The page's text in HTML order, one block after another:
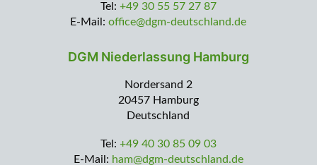
Tel: +49 30 55 57 27 87
E-Mail:office@dgm-deutschland.de
DGM Niederlassung Hamburg
Nordersand 2
20457 Hamburg
Deutschland
Tel: +49 40 30 85 09 03
E-Mail: ham@dgm-deutschland.de